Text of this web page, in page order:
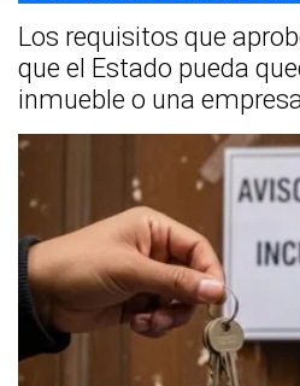
Los requisitos que
que el Estado pueda
inmueble o una